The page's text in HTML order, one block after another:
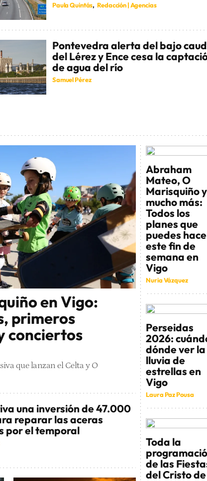
Paula Quintás Redacción | Agencias
Pontevedra alerta del bajo
del Lérez y Ence cesa la
de agua del río
Samuel Pérez
en Vigo:
primeros
conciertos
que lanzan el Celta y O
una inversión de 47.000
reparar las aceras
por el temporal
Abraham
Mateo, O
Marisquiño y
mucho más:
Todos los
planes que
puedes
este fin de
semana en
Vigo
Nuria Vázquez
Perseidas
2026:
dónde ver la
lluvia de
estrellas en
Vigo
Laura Paz Pousa
Toda la
de las
del Cristo de